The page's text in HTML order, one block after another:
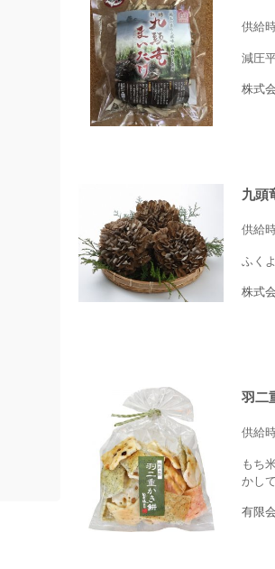
供給
減圧
株式
九頭
供給
ふく
株式
羽二
供給
もち
かし
有限